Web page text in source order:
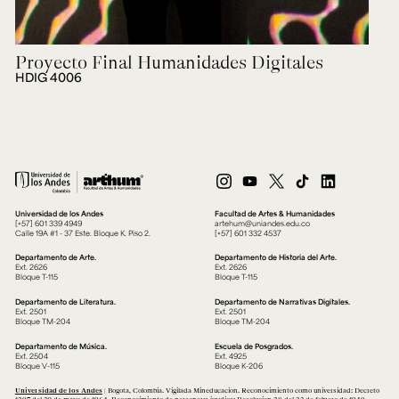
Proyecto Final Humanidades Digitales
HDIG 4006
Universidad de los Andes
[+57] 601 339 4949
Calle 19A #1 - 37 Este. Bloque K. Piso 2.
Facultad de Artes & Humanidades
artehum@uniandes.edu.co
[+57] 601 332 4537
Departamento de Arte.
Ext. 2626
Bloque T-115
Departamento de Historia del Arte.
Ext. 2626
Bloque T-115
Departamento de Literatura.
Ext. 2501
Bloque TM-204
Departamento de Narrativas Digitales.
Ext. 2501
Bloque TM-204
Departamento de Música.
Ext. 2504
Bloque V-115
Escuela de Posgrados.
Ext. 4925
Bloque K-206
Universidad de los Andes| Bogotá, Colombia. Vigilada Mineducación. Reconocimiento como universidad: Decreto